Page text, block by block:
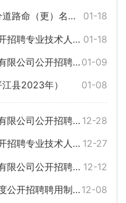
01-18
名征集意见建议的通告
01-18
招聘计划或降低开考比例的公告
01-09
员面试成绩及体检入围名单
01-08
县2023年）
12-28
笔试成绩及面试入围名单公示
12-27
专业技术人员公告
12-12
开招聘工作人员方案
12-08
聘用制工作人员公告